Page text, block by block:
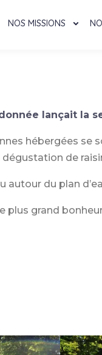
NOS MISSIONS
lançait la
hébergées se
de
autour du plan
plus grand